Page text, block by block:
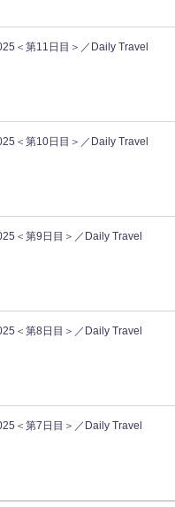
＜第11日目＞／Daily Travel
＜第10日目＞／Daily Travel
＜第9日目＞／Daily Travel
＜第8日目＞／Daily Travel
＜第7日目＞／Daily Travel